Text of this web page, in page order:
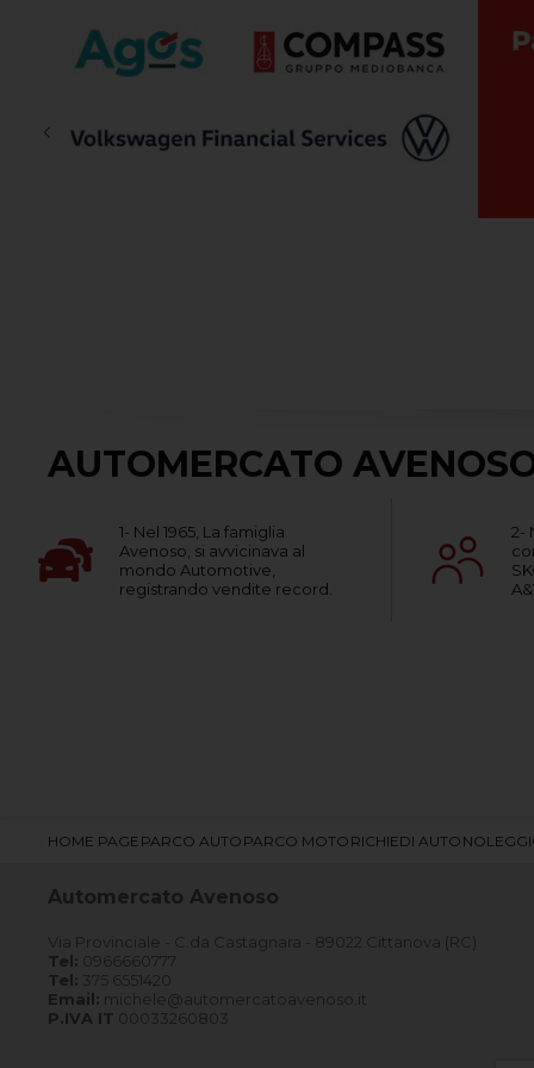
AUTOMERCATO
1- Nel 1965, La famiglia
Avenoso, si avvicinava al
mondo Automotive,
registrando vendite record.
2-
HOME PAGE PARCO AUTO PARCO MOTO RICHIEDI AUTO
Automercato Avenoso
Via Provinciale - C.da Castagnara - 89022 Cittanova (RC)
Tel: 0966660777
Tel: 375 6551420
Email: michele@automercatoavenoso.it
P.IVA IT 00033260803